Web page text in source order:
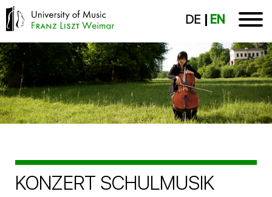
DE EN
KONZERT SCHULMUSIK